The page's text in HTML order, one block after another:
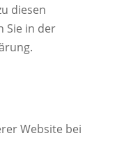
diesen
Sie in der
Website bei